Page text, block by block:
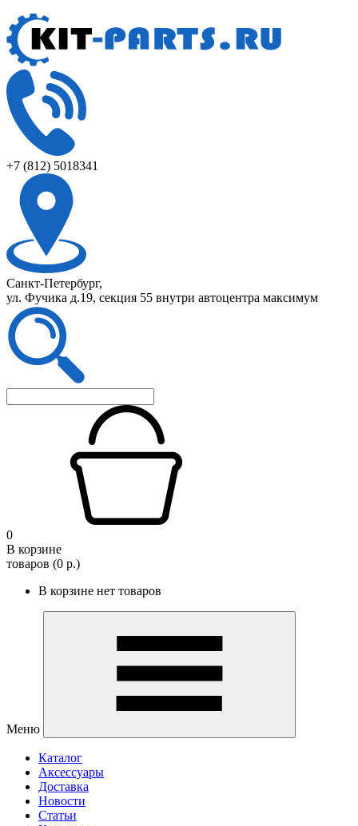
+7 (812) 5018341
Санкт-Петербург,
ул. Фучика д.19, секция 55 внутри автоцентра максимум
0
В корзине
товаров (0 р.)
В корзине нет товаров
Меню
Каталог
Аксессуары
Доставка
Новости
Статьи